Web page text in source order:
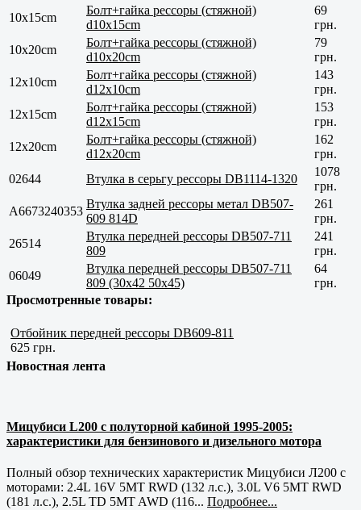
10x15cm
Болт+гайка рессоры (стяжной)
d10x15cm
69
грн.
10x20cm
Болт+гайка рессоры (стяжной)
d10x20cm
79
грн.
12x10cm
Болт+гайка рессоры (стяжной)
d12x10cm
143
грн.
12x15cm
Болт+гайка рессоры (стяжной)
d12x15cm
153
грн.
12x20cm
Болт+гайка рессоры (стяжной)
d12x20cm
162
грн.
02644
Втулка в серьгу рессоры DB1114-1320
1078
грн.
A6673240353
Втулка задней рессоры метал DB507-
609 814D
261
грн.
26514
Втулка передней ресcоры DB507-711
809
241
грн.
06049
Втулка передней ресcоры DB507-711
809 (30x42 50x45)
64
грн.
Просмотренные товары:
Отбойник передней рессоры DB609-811
625 грн.
Новостная лента
Мицубиси L200 с полуторной кабиной 1995-2005:
характеристики для бензинового и дизельного мотора
Полный обзор технических характеристик Мицубиси Л200 с
моторами: 2.4L 16V 5MT RWD (132 л.с.), 3.0L V6 5MT RWD
(181 л.с.), 2.5L TD 5MT AWD (116... Подробнее...